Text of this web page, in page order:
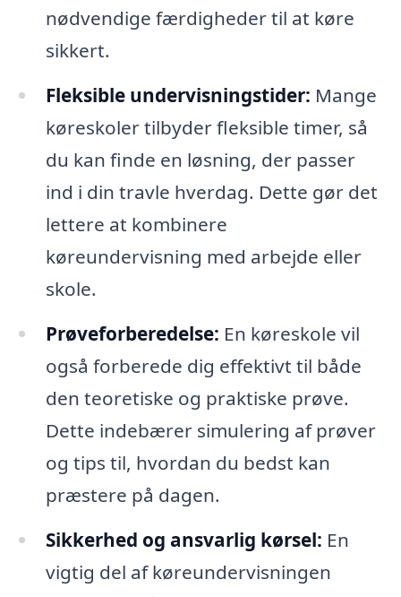
nødvendige færdigheder til at køre
sikkert.
Fleksible undervisningstider: Mange
køreskoler tilbyder fleksible timer, så
du kan finde en løsning, der passer
ind i din travle hverdag. Dette gør det
lettere at kombinere
køreundervisning med arbejde eller
skole.
Prøveforberedelse: En køreskole vil
også forberede dig effektivt til både
den teoretiske og praktiske prøve.
Dette indebærer simulering af prøver
og tips til, hvordan du bedst kan
præstere på dagen.
Sikkerhed og ansvarlig kørsel: En
vigtig del af køreundervisningen